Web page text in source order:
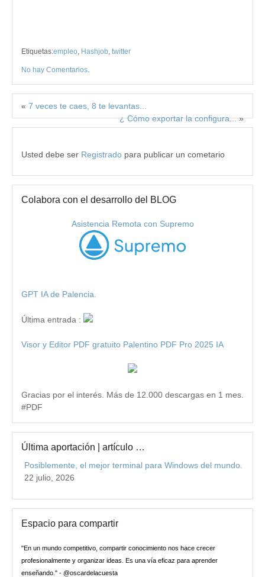
Etiquetas:empleo, Hashjob, twitter
No hay Comentarios.
« 7 veces te caes, 8 te levantas...
¿ Cómo exportar la configura...»
Usted debe ser Registrado para publicar un cometario
Colabora con el desarrollo del BLOG
Asistencia Remota con Supremo
GPT IA de Palencia.
Última entrada :
Visor y Editor PDF gratuito Palentino PDF Pro 2025 IA
Gracias por el interés. Más de 12.000 descargas en 1 mes.
#PDF
Última aportación | artículo …
Posiblemente, el mejor terminal para Windows del mundo.
22 julio, 2026
Espacio para compartir
"En un mundo competitivo, compartir conocimiento nos hace crecer
profesionalmente y organizar ideas. Es una vía eficaz para aprender
enseñando." - @oscardelacuesta